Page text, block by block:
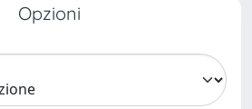
Opzioni